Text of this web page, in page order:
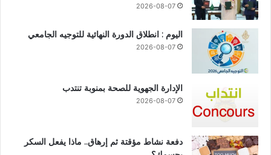
2026-08-07
اليوم : انطلاق الدورة النهائية للتوجيه الجامعي
2026-08-07
الإدارة الجهوية للصحة بمنوبة تنتدب
2026-08-07
دفعة نشاط مؤقتة ثم إرهاق.. ماذا يفعل السكر